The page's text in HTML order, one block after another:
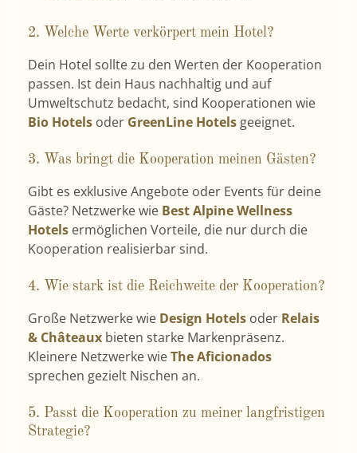
2. Welche Werte verkörpert mein Hotel?
Dein Hotel sollte zu den Werten der Kooperation
passen. Ist dein Haus nachhaltig und auf
Umweltschutz bedacht, sind Kooperationen wie
Bio Hotels oder GreenLine Hotels geeignet.
3. Was bringt die Kooperation meinen Gästen?
Gibt es exklusive Angebote oder Events für deine
Gäste? Netzwerke wie Best Alpine Wellness
Hotels ermöglichen Vorteile, die nur durch die
Kooperation realisierbar sind.
4. Wie stark ist die Reichweite der Kooperation?
Große Netzwerke wie Design Hotels oder Relais
& Châteaux bieten starke Markenpräsenz.
Kleinere Netzwerke wieThe Aficionados
sprechen gezielt Nischen an.
5. Passt die Kooperation zu meiner langfristigen
Strategie?